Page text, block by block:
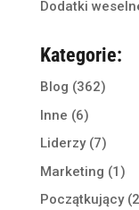
Dodatki
Kategorie:
Blog (362)
Inne (6)
Liderzy(7)
Marketing (1)
Początkujący